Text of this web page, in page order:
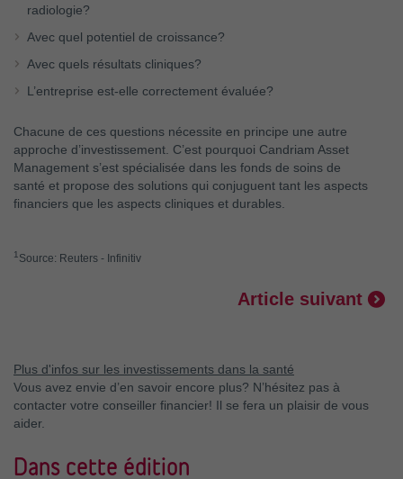
radiologie?
Avec quel potentiel de croissance?
Avec quels résultats cliniques?
L’entreprise est-elle correctement évaluée?
Chacune de ces questions nécessite en principe une autre
approche d’investissement. C’est pourquoi Candriam Asset
Management s’est spécialisée dans les fonds de soins de
santé et propose des solutions qui conjuguent tant les aspects
financiers que les aspects cliniques et durables.
1 Source: Reuters - Infinitiv
Article suivant
Plus d'infos sur les investissements dans la santé
Vous avez envie d’en savoir encore plus? N’hésitez pas à
contacter votre conseiller financier! Il se fera un plaisir de vous
aider.
Dans cette édition